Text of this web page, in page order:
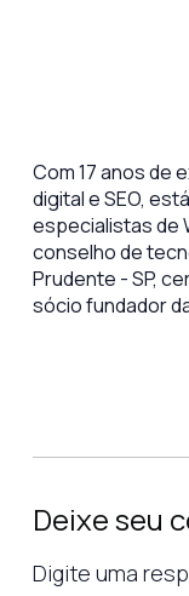
Com 17 anos de
digital e SEO,
especialistas de
conselho de
Prudente - SP,
sócio fundador
Deixe seu
Digite uma